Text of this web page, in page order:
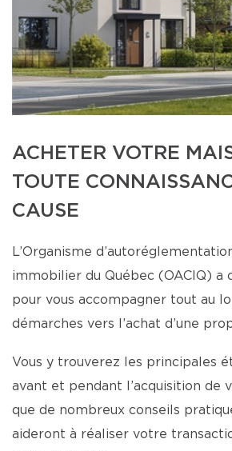
ACHETER VOTRE
TOUTE
CAUSE
L’Organisme
immobilier du Québec (OACIQ) a
pour vous accompagner tout au
démarches vers l’achat d’une
Vous y trouverez les principales
avant et pendant l’acquisition de
que de nombreux conseils
aideront à réaliser votre